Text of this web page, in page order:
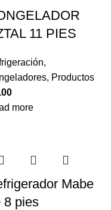
11 PIES
,
, Productos
more
Mabe
8 pies